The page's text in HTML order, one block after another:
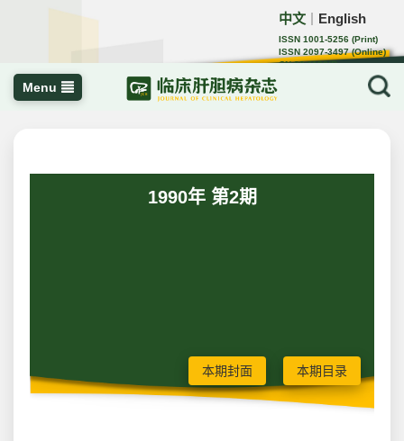
中文 English
ISSN 1001-5256 (Print)
ISSN 2097-3497 (Online)
CN 22-1108/R
Menu
1990年 第2期
本期封面 本期目录